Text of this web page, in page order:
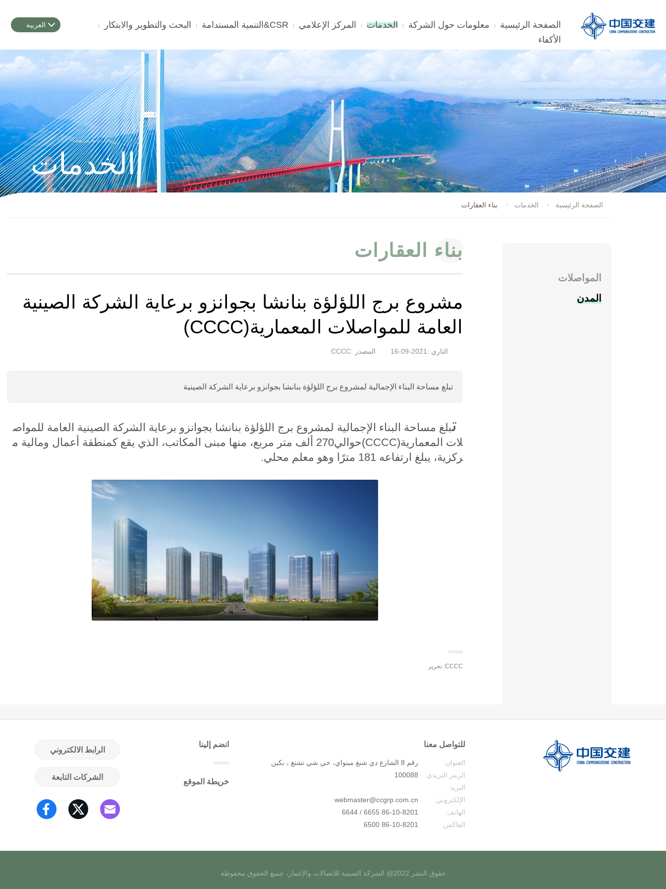
الصفحة الرئيسية معلومات حول الشركة الخدمات المركز الإعلامي CSR&التنمية المستدامة
البحث والتطوير والابتكار
الأكفاء
العربية
الخدمات
الصفحة الرئيسية الخدمات بناء العقارات
المواصلات
المدن
بناء العقارات
مشروع برج اللؤلؤة بنانشا بجوانزو برعاية الشركة الصينية
العامة للمواصلات المعمارية(CCCC)
التاري :2021-09-16 المصدر :CCCC
تبلغ مساحة البناء الإجمالية لمشروع برج اللؤلؤة بنانشا بجوانزو برعاية الشركة الصينية
تبلغ مساحة البناء الإجمالية لمشروع برج اللؤلؤة بنانشا بجوانزو برعاية الشركة الصينية العامة للمواص
لات المعمارية(CCCC
)حوالي270 ألف متر مربع، منها مبنى المكاتب، الذي يقع كمنطقة أعمال ومالية م
ركزية، يبلغ ارتفاعه 181 مترًا وهو معلم محلي
.
CCCC: تحرير
الرابط الالكتروني
الشركات التابعة
انضم إلينا
خريطة الموقع
للتواصل معنا
العنوان:
رقم 8 الشارع دي شنغ مينواي، حي شي تشنغ ، بكين
الرمز البريدي:
100088
البريد
الإلكتروني:
webmaster@ccgrp.com.cn
الهاتف:
86-10-8201 6655 / 6644
الفاكس:
86-10-8201 6500
حقوق النشر 2022@ الشركة الصينية للاتصالات والإعمار، جميع الحقوق محفوظة